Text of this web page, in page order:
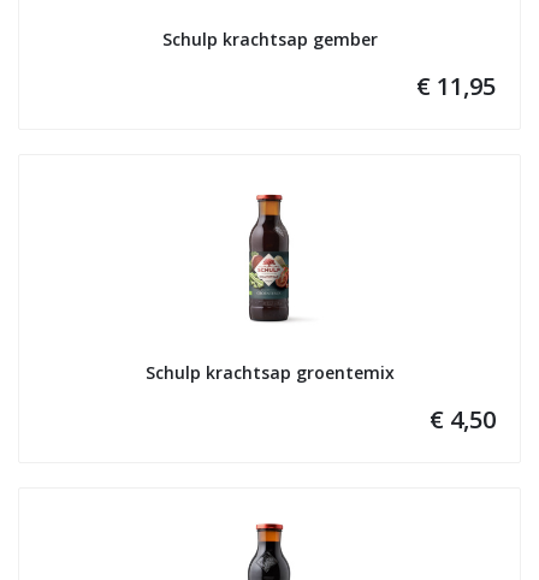
Schulp krachtsap gember
€ 11,95
Schulp krachtsap groentemix
€ 4,50